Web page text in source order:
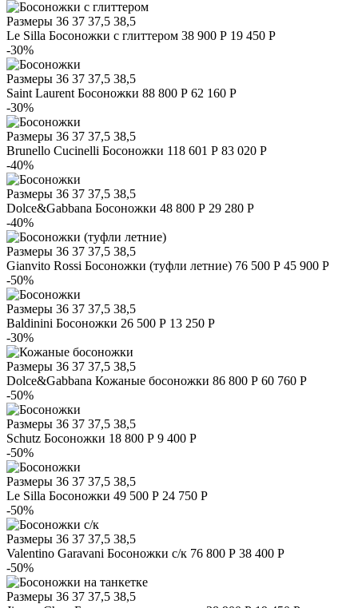
Размеры 36 37 37,5 38,5
Le Silla Босоножки с глиттером 38 900 Р 19 450 Р
-30%
Размеры 36 37 37,5 38,5
Saint Laurent Босоножки 88 800 Р 62 160 Р
-30%
Размеры 36 37 37,5 38,5
Brunello Cucinelli Босоножки 118 601 Р 83 020 Р
-40%
Размеры 36 37 37,5 38,5
Dolce&Gabbana Босоножки 48 800 Р 29 280 Р
-40%
Размеры 36 37 37,5 38,5
Gianvito Rossi Босоножки (туфли летние) 76 500 Р 45 900 Р
-50%
Размеры 36 37 37,5 38,5
Baldinini Босоножки 26 500 Р 13 250 Р
-30%
Размеры 36 37 37,5 38,5
Dolce&Gabbana Кожаные босоножки 86 800 Р 60 760 Р
-50%
Размеры 36 37 37,5 38,5
Schutz Босоножки 18 800 Р 9 400 Р
-50%
Размеры 36 37 37,5 38,5
Le Silla Босоножки 49 500 Р 24 750 Р
-50%
Размеры 36 37 37,5 38,5
Valentino Garavani Босоножки с/к 76 800 Р 38 400 Р
-50%
Размеры 36 37 37,5 38,5